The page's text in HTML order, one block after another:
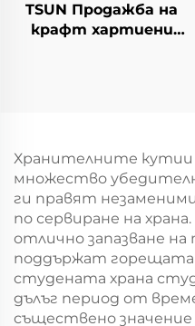
TSUN Продажба на
крафт хартиени
Хранителните кутии
множество
ги правят
по сервиране на
отлично запазване
поддържат горещата
студената храна
дълъг период от
съществено